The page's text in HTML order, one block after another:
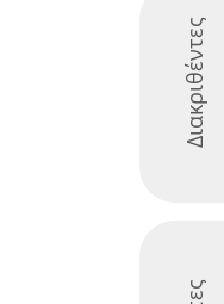
Διακριθέντες